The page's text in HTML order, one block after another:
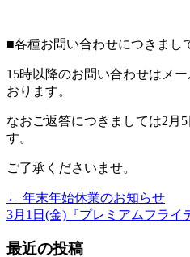
■各種お問い合わせにつきまし
15時以降のお問い合わせはメ
おります。
なおご返答につきましては2月
す。
ご了承くださいませ。
← 年末年始休業のお知らせ
3月1日(金)『プレミアムフライ
最近の投稿